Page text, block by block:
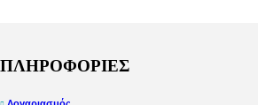
ΠΛΗΡΟΦΟΡΙΕΣ